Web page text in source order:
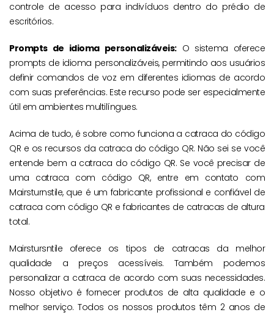
controle de acesso para indivíduos dentro do prédio de
escritórios.
Prompts de idioma personalizáveis:O sistema oferece
prompts de idioma personalizáveis, permitindo aos usuários
definir comandos de voz em diferentes idiomas de acordo
com suas preferências. Este recurso pode ser especialmente
útil em ambientes multilíngues.
Acima de tudo, é sobre como funciona a catraca do código
QR e os recursos da catraca do código QR. Não sei se você
entende bem a catraca do código QR. Se você precisar de
uma catraca com código QR, entre em contato com
Mairsturnstile, que é um fabricante profissional e confiável de
catraca com código QR e fabricantes de catracas de altura
total.
Mairstursntile oferece os tipos de catracas da melhor
qualidade a preços acessíveis. Também podemos
personalizar a catraca de acordo com suas necessidades.
Nosso objetivo é fornecer produtos de alta qualidade e o
melhor serviço. Todos os nossos produtos têm 2 anos de